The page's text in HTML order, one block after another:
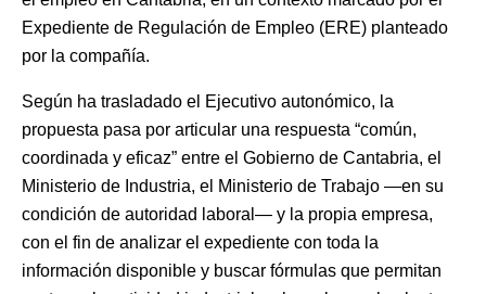
Expediente de Regulación de Empleo (ERE) planteado
por la compañía.
Según ha trasladado el Ejecutivo autonómico, la
propuesta pasa por articular una respuesta “común,
coordinada y eficaz” entre el Gobierno de Cantabria, el
Ministerio de Industria, el Ministerio de Trabajo —en su
condición de autoridad laboral— y la propia empresa,
con el fin de analizar el expediente con toda la
información disponible y buscar fórmulas que permitan